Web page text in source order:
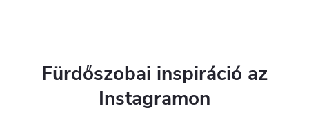
Fürdőszobai inspiráció az
Instagramon